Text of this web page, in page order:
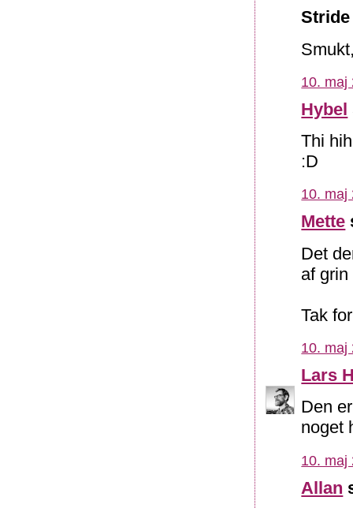
Stride
10. maj
Hybel
Thi
:D
10. maj
Mette
Det
af
Tak
10. maj
Lars
Den
noget
10. maj
Allan